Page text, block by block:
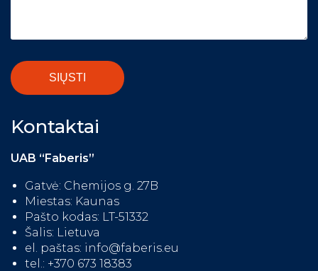
Kontaktai
UAB “Faberis”
Gatvė: Chemijos g. 27B
Miestas: Kaunas
Pašto kodas: LT-51332
Šalis: Lietuva
el. paštas: info@faberis.eu
tel.: +370 673 18383